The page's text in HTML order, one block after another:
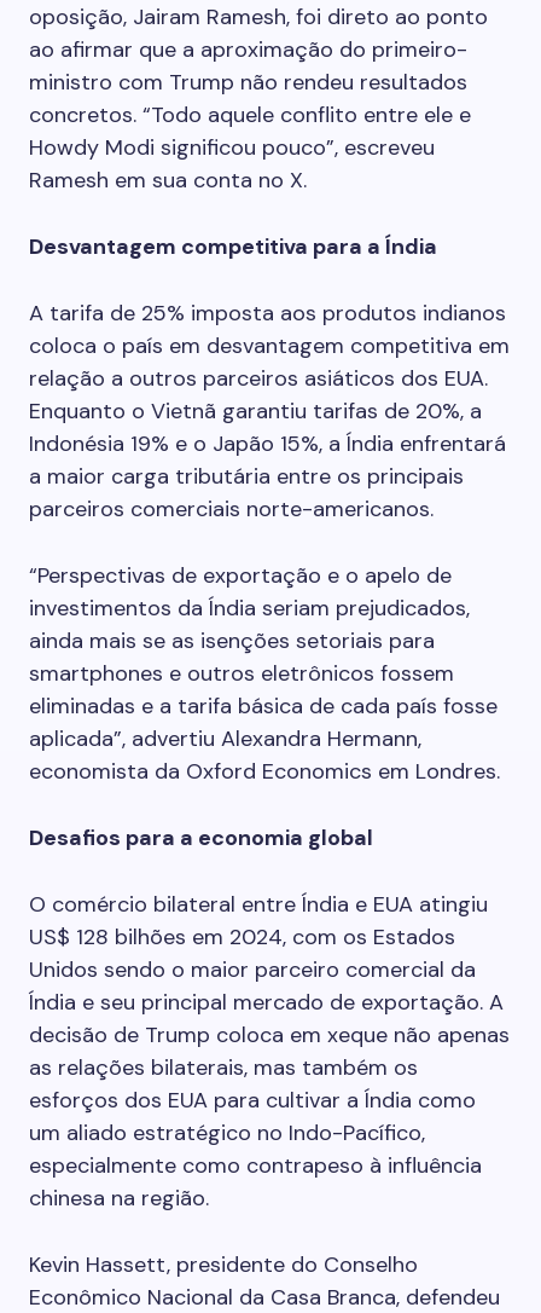
oposição, Jairam Ramesh, foi direto ao ponto
ao afirmar que a aproximação do primeiro-
ministro com Trump não rendeu resultados
concretos. “Todo aquele conflito entre ele e
Howdy Modi significou pouco”, escreveu
Ramesh em sua conta no X.
Desvantagem competitiva para a Índia
A tarifa de 25% imposta aos produtos indianos
coloca o país em desvantagem competitiva em
relação a outros parceiros asiáticos dos EUA.
Enquanto o Vietnã garantiu tarifas de 20%, a
Indonésia 19% e o Japão 15%, a Índia enfrentará
a maior carga tributária entre os principais
parceiros comerciais norte-americanos.
“Perspectivas de exportação e o apelo de
investimentos da Índia seriam prejudicados,
ainda mais se as isenções setoriais para
smartphones e outros eletrônicos fossem
eliminadas e a tarifa básica de cada país fosse
aplicada”, advertiu Alexandra Hermann,
economista da Oxford Economics em Londres.
Desafios para a economia global
O comércio bilateral entre Índia e EUA atingiu
US$ 128 bilhões em 2024, com os Estados
Unidos sendo o maior parceiro comercial da
Índia e seu principal mercado de exportação. A
decisão de Trump coloca em xeque não apenas
as relações bilaterais, mas também os
esforços dos EUA para cultivar a Índia como
um aliado estratégico no Indo-Pacífico,
especialmente como contrapeso à influência
chinesa na região.
Kevin Hassett, presidente do Conselho
Econômico Nacional da Casa Branca, defendeu